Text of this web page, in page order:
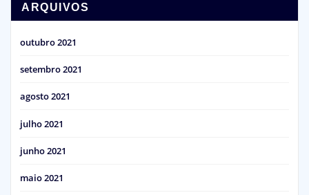
ARQUIVOS
outubro 2021
setembro 2021
agosto 2021
julho 2021
junho 2021
maio 2021